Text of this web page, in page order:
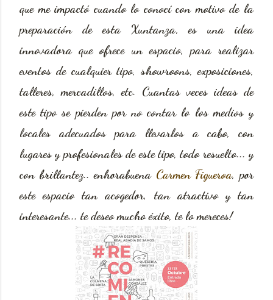
que me impactó cuando lo conocí con motivo de la
preparación de esta Xuntanza, es una idea
innovadora que ofrece un espacio, para realizar
eventos de cualquier tipo, showroons, exposiciones,
talleres, mercadillos, etc. Cuantas veces ideas de
este tipo se pierden por no contar lo los medios y
locales adecuados para llevarlos a cabo, con
lugares y profesionales de este tipo, todo resuelto... y
con brillantez.. enhorabuena Carmen Figueroa, por
este espacio tan acogedor, tan atractivo y tan
interesante... te deseo mucho éxito, te lo mereces!